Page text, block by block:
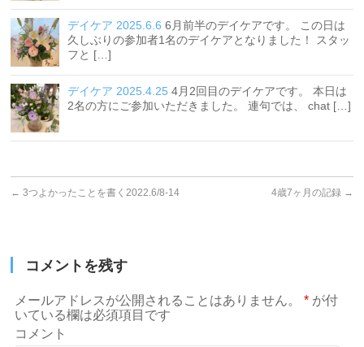
デイケア 2025.6.6 6月前半のデイケアです。 この日は
久しぶりの参加者1名のデイケアとなりました！ スタッ
フと […]
デイケア 2025.4.25 4月2回目のデイケアです。 本日は
2名の方にご参加いただきました。 連句では、 chat […]
← 3つよかったことを書く2022.6/8-14 4歳7ヶ月の記録 →
コメントを残す
メールアドレスが公開されることはありません。 * が付
いている欄は必須項目です
コメント